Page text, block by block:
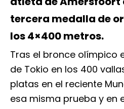
tercera medalla de
los 4×400 metros.
Tras el bronce olímpico
de Tokio en los 400
platas en el reciente
esa misma prueba y en